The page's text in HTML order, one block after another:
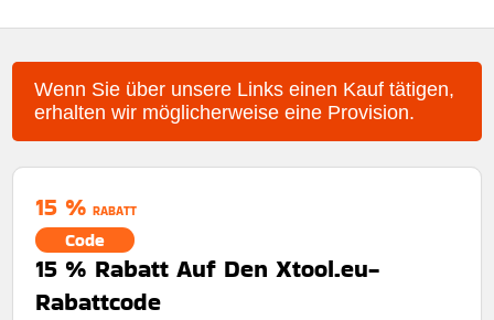
Wenn Sie über unsere Links einen Kauf tätigen,
erhalten wir möglicherweise eine Provision.
15 % RABATT
Code
15 % Rabatt Auf Den Xtool.eu-
Rabattcode